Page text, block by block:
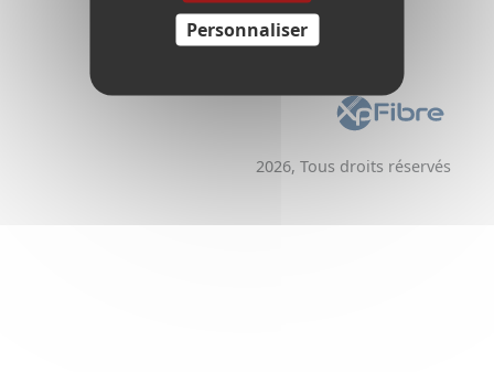
2026, Tous droits réservés
Personnaliser